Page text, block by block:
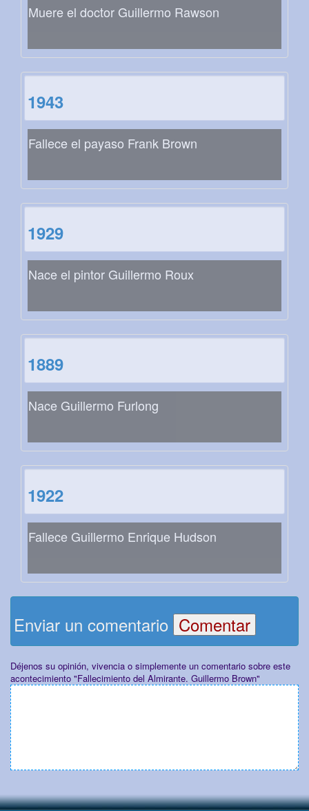
Muere el doctor Guillermo Rawson
1943
Fallece el payaso Frank Brown
1929
Nace el pintor Guillermo Roux
1889
Nace Guillermo Furlong
1922
Fallece Guillermo Enrique Hudson
Enviar un comentario
Déjenos su opinión, vivencia o simplemente un comentario sobre este
acontecimiento "Fallecimiento del Almirante. Guillermo Brown"